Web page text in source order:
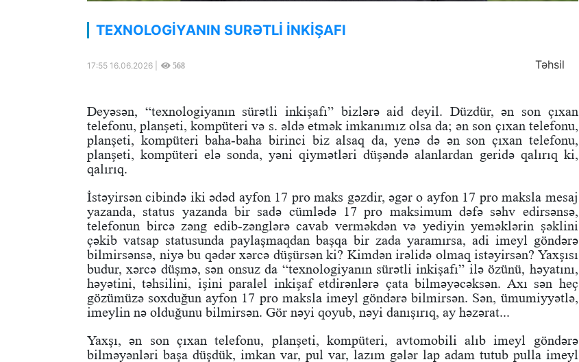
TEXNOLOGİYANIN SURƏTLİ İNKİŞAFI
17:55 16.06.2026 | 568 Təhsil
Deyəsən, “texnologiyanın sürətli inkişafı” bizlərə aid deyil. Düzdür, ən son çıxan
telefonu, planşeti, kompüteri və s. əldə etmək imkanımız olsa da; ən son çıxan telefonu,
planşeti, kompüteri baha-baha birinci biz alsaq da, yenə də ən son çıxan telefonu,
planşeti, kompüteri elə sonda, yəni qiymətləri düşəndə alanlardan geridə qalırıq ki,
qalırıq.
İstəyirsən cibində iki ədəd ayfon 17 pro maks gəzdir, əgər o ayfon 17 pro maksla mesaj
yazanda, status yazanda bir sadə cümlədə 17 pro maksimum dəfə səhv edirsənsə,
telefonun bircə zəng edib-zənglərə cavab verməkdən və yediyin yeməklərin şəklini
çəkib vatsap statusunda paylaşmaqdan başqa bir zada yaramırsa, adi imeyl göndərə
bilmirsənsə, niyə bu qədər xərcə düşürsən ki? Kimdən irəlidə olmaq istəyirsən? Yaxşısı
budur, xərcə düşmə, sən onsuz da “texnologiyanın sürətli inkişafı” ilə özünü, həyatını,
həyətini, təhsilini, işini paralel inkişaf etdirənlərə çata bilməyəcəksən. Axı sən heç
gözümüzə soxduğun ayfon 17 pro maksla imeyl göndərə bilmirsən. Sən, ümumiyyətlə,
imeylin nə olduğunu bilmirsən. Gör nəyi qoyub, nəyi danışırıq, ay həzərat...
Yaxşı, ən son çıxan telefonu, planşeti, kompüteri, avtomobili alıb imeyl göndərə
bilməyənləri başa düşdük, imkan var, pul var, lazım gələr lap adam tutub pulla imeyl